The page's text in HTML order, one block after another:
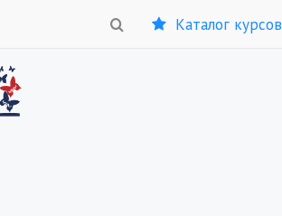
Каталог курсов